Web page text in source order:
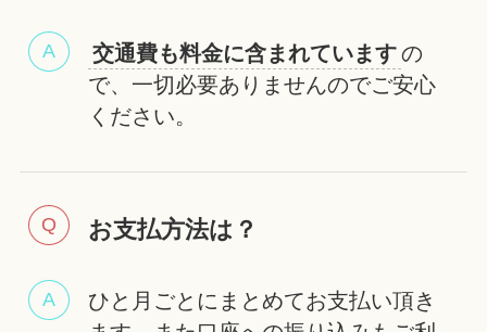
交通費も料金に含まれていますの
で、一切必要ありませんのでご安心
ください。
お支払方法は？
ひと月ごとにまとめてお支払い頂き